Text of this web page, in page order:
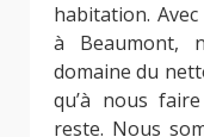
habitation.
à Beaumont,
domaine du
qu’à nous
reste. Nous